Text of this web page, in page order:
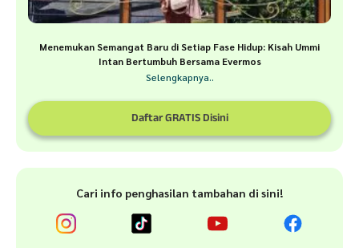
Menemukan Semangat Baru di Setiap Fase Hidup: Kisah Ummi
Intan Bertumbuh Bersama Evermos
Selengkapnya..
Daftar GRATIS Disini
Cari info penghasilan tambahan di sini!